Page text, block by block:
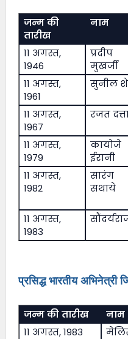
जन्म की
तारीख
नाम
11 अगस्त,
1946
प्रदीप
मुखर्जी
11 अगस्त,
1961
सुनील
11 अगस्त,
1967
रजत
11 अगस्त,
1979
कायोजे
ईरानी
11 अगस्त,
1982
सारंग
सथाये
11 अगस्त,
1983
प्रसिद्ध भारतीय
जन्म की तारीख नाम
11 अगस्त, 1983